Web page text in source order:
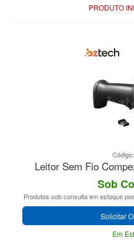
PRODUTO
Leitor Sem Fio
Sob
Produtos sob consulta em estoque
Solicitar
Em